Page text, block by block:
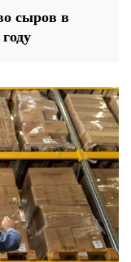
сыров в